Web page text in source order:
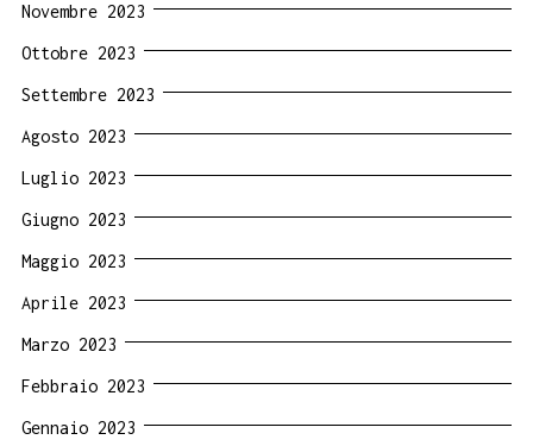
Novembre 2023
Ottobre 2023
Settembre 2023
Agosto 2023
Luglio 2023
Giugno 2023
Maggio 2023
Aprile 2023
Marzo 2023
Febbraio 2023
Gennaio 2023